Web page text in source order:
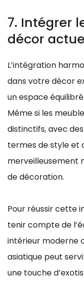
7. Intégrer
décor
L’intégration
dans votre décor
un espace
Même si les
distinctifs, avec
termes de style et
merveilleusement
de décoration.
Pour réussir cette
tenir compte de
intérieur moderne
asiatique peut
une touche